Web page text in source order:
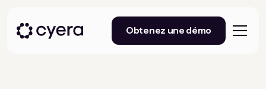
Obtenez une démo